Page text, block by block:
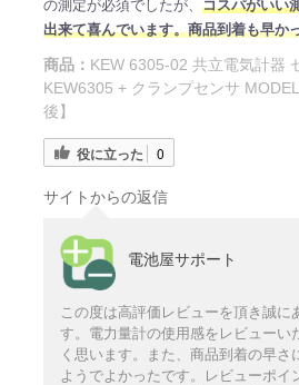
の測定が必須でしたが、 コスパがいい
出来て喜んでいます。商品到着も早か
商品： KEW 6305-02 共立電気計器
KEW6305 + クランプセンサ
後】
役に立った 0
サイトからの返信
電池屋サポート
この度は高評価レビューを頂き誠に
す。電力量計の使用感をレビューい
く思います。また、商品到着の早さ
ようでよかったです。レビューポイ